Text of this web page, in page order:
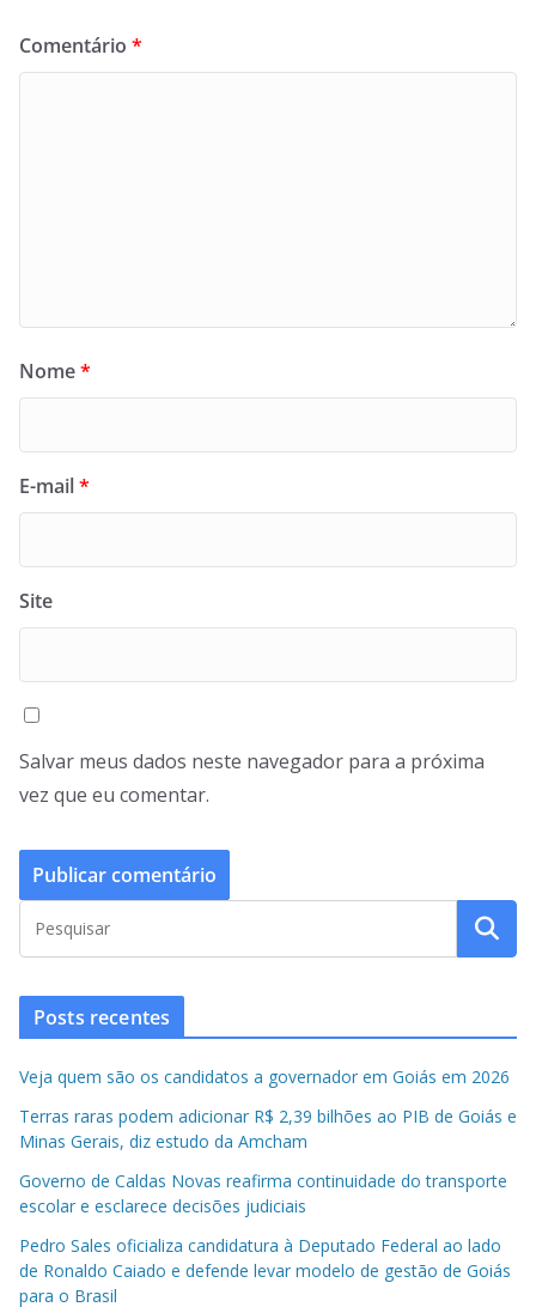
Comentário *
Nome*
E-mail*
Site
Salvar meus dados neste navegador para a próxima
vez que eu comentar.
Posts recentes
Veja quem são os candidatos a governador em Goiás em 2026
Terras raras podem adicionar R$ 2,39 bilhões ao PIB de Goiás e
Minas Gerais, diz estudo da Amcham
Governo de Caldas Novas reafirma continuidade do transporte
escolar e esclarece decisões judiciais
Pedro Sales oficializa candidatura à Deputado Federal ao lado
de Ronaldo Caiado e defende levar modelo de gestão de Goiás
para o Brasil